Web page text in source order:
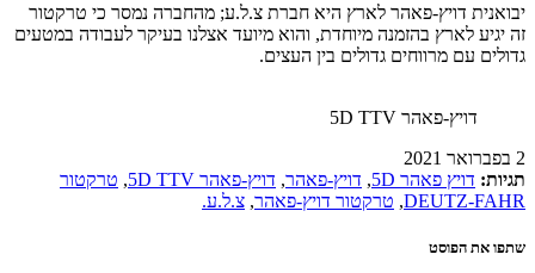
יבואנית דויץ-פאהר לארץ היא חברת צ.ל.ע; מהחברה נמסר כי טרקטור
זה יגיע לארץ בהזמנה מיוחדת, והוא מיועד אצלנו בעיקר לעבודה במטעים
גדולים עם מרווחים גדולים בין העצים.
דויץ-פאהר 5D TTV
2 בפברואר 2021
תגיות: דויץ פאהר 5D , דויץ-פאהר, דויץ-פאהר 5D TTV , טרקטור
DEUTZ-FAHR
, טרקטור דויץ-פאהר, צ.ל.ע.
שתפו את הפוסט